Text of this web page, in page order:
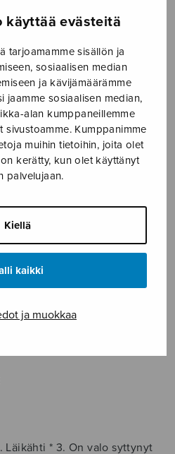
käyttää evästeitä
tarjoamamme sisällön ja
sosiaalisen median
ja kävijämäärämme
jaamme sosiaalisen median,
alan kumppaneillemme
sivustoamme. Kumppanimme
muihin tietoihin, joita olet
kerätty, kun olet käyttänyt
palvelujaan.
Kiellä
kaikki
ja muokkaa
› Diskanttikuoro ›
Läikähti * 3. On valo syttynyt